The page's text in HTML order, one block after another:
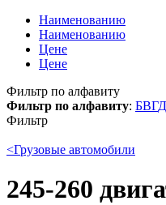
Наименованию
Наименованию
Цене
Цене
Фильтр по алфавиту
Фильтр по алфавиту: БВГД
Фильтр
<Грузовые автомобили
245-260